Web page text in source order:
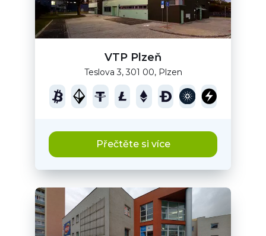
VTP Plzeň
Teslova 3, 301 00, Plzen
Přečtěte si více